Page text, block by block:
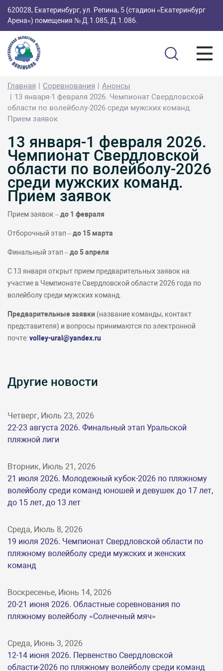
620028, Екатеринбург, ул. Репина, 5 (стадион «Екатеринбург
Арена») помещения № Д.1.085, Д.1.086.
Главная Соревнования
Анонсы
13 января-1 февраля 2026. Чемпионат Свердловской
области по волейболу-2026 среди мужских команд.
Прием заявок
13 января-1 февраля 2026.
Чемпионат Свердловской
области по волейболу-2026
среди мужских команд.
Прием заявок
Прием заявок –до 1 февраля
Отборочный этап –до 15 марта
Финальный этап –до 5 апреля
С 13 января открыт прием предварительных заявок на
участие в Чемпионате Свердловской области 2026 года по
волейболу среди мужских команд.
Предварительные заявки (название команды, контакт
представителя) и вопросы принимаются по электронной
почте:volley-ural@yandex.ru
Другие новости
Четверг, Июль 23, 2026
22-23 августа 2026. Финальный этап Уральской
пляжной лиги
Вторник, Июль 21, 2026
21 июля 2026. Молодежный кубок-2026 по пляжному
волейболу среди команд юношей и девушек до 17 лет,
до 15 лет, до 13 лет
Среда, Июль 8, 2026
19 июля 2026. Чемпионат Свердловской области по
пляжному волейболу среди мужских и женских
команд
Воскресенье, Июнь 14, 2026
20-21 июня 2026. Областные соревнования по
пляжному волейболу «Солнечный мяч»
Среда, Июнь 3, 2026
12-14 июня 2026. Первенство Свердловской
области-2026 по пляжному волейболу среди команд